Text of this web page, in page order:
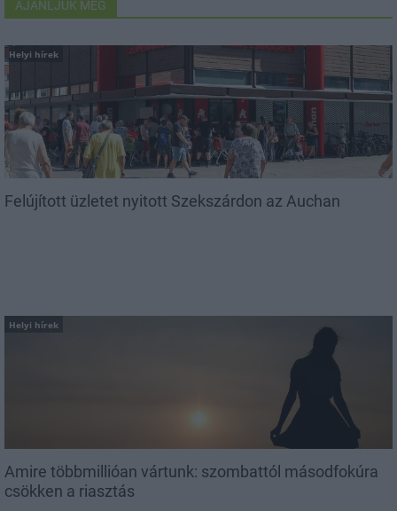
AJÁNLJUK MÉG
Helyi hírek
Felújított üzletet nyitott Szekszárdon az Auchan
Helyi hírek
Amire többmillióan vártunk: szombattól másodfokúra
csökken a riasztás